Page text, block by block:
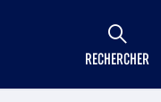
RECHERCHER